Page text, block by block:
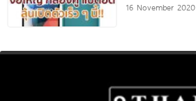
16 November 2020